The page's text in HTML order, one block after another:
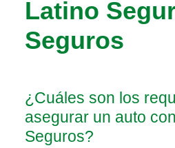
Latino
Seguros
¿Cuáles son los
asegurar un auto
Seguros?